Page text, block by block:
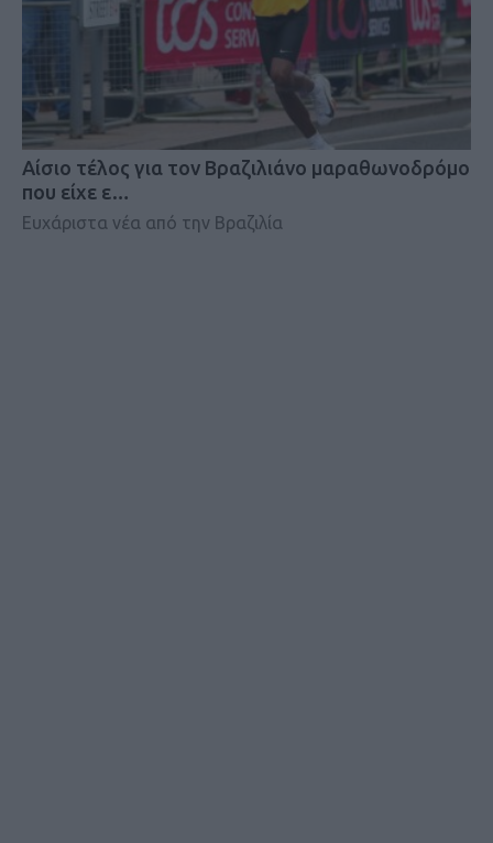
Αίσιο τέλος για τον Βραζιλιάνο μαραθωνοδρόμο
που είχε ε…
Ευχάριστα νέα από την Βραζιλία